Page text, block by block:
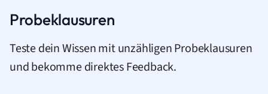
Probeklausuren
Teste dein Wissen mit unzähligen Probeklausuren
und bekomme direktes Feedback.